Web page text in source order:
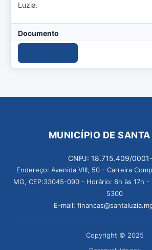
Luzia.
Documento
MUNICÍPIO DE
CNPJ: 18.715.409/
Endereço: Avenida VIII, 50 - Carreira
MG, CEP:33045-090 - Horário: 8h às 17h
5300
E-mail:
Copyright © 2025